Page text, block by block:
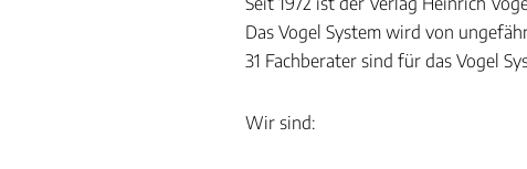
Das Vogel System wird von
31 Fachberater sind für das Vogel
Wir sind: